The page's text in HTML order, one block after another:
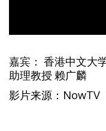
嘉宾： 香港中文大
助理教授 赖广麟
影片来源：NowTV